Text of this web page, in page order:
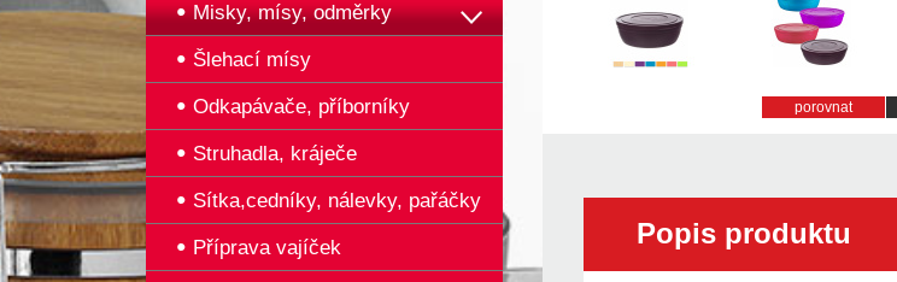
Misky, mísy, odměrky
Šlehací mísy
Odkapávače, příborníky
Struhadla, kráječe
Sítka,cedníky, nálevky, pařáčky
Příprava vajíček
porovnat
Popis produktu